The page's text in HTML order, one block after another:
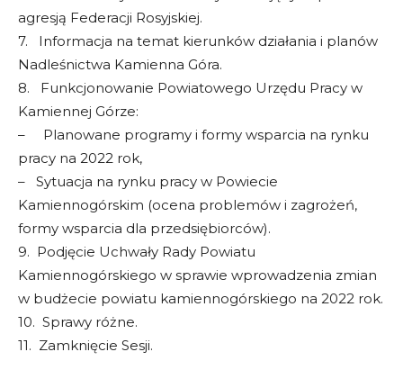
agresją Federacji Rosyjskiej.
7. Informacja na temat kierunków działania i planów
Nadleśnictwa Kamienna Góra.
8. Funkcjonowanie Powiatowego Urzędu Pracy w
Kamiennej Górze:
– Planowane programy i formy wsparcia na rynku
pracy na 2022 rok,
– Sytuacja na rynku pracy w Powiecie
Kamiennogórskim (ocena problemów i zagrożeń,
formy wsparcia dla przedsiębiorców).
9. Podjęcie Uchwały Rady Powiatu
Kamiennogórskiego w sprawie wprowadzenia zmian
w budżecie powiatu kamiennogórskiego na 2022 rok.
10. Sprawy różne.
11. Zamknięcie Sesji.